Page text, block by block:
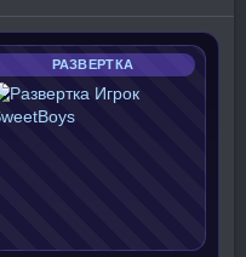
РАЗВЕРТКА